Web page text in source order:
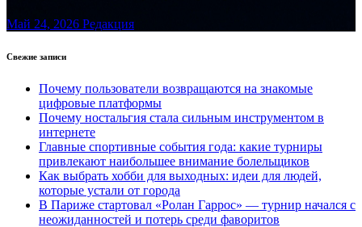
Май 24, 2026 Редакция
Свежие записи
Почему пользователи возвращаются на знакомые
цифровые платформы
Почему ностальгия стала сильным инструментом в
интернете
Главные спортивные события года: какие турниры
привлекают наибольшее внимание болельщиков
Как выбрать хобби для выходных: идеи для людей,
которые устали от города
В Париже стартовал «Ролан Гаррос» — турнир начался с
неожиданностей и потерь среди фаворитов